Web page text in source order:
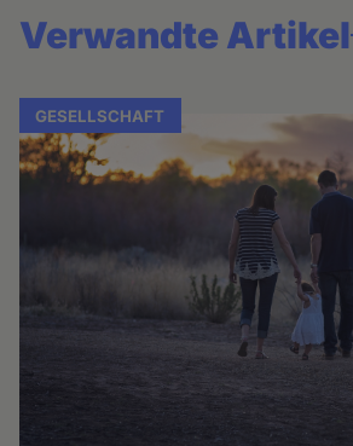
Verwandte Artikel
GESELLSCHAFT